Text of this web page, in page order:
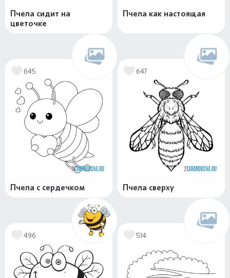
Пчела сидит на
цветочке
Пчела как настоящая
645
Пчела с сердечком
647
Пчела сверху
496 514